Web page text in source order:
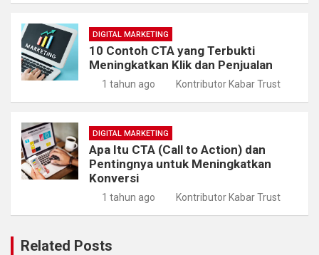
DIGITAL MARKETING
10 Contoh CTA yang Terbukti
Meningkatkan Klik dan Penjualan
1 tahun ago Kontributor Kabar Trust
DIGITAL MARKETING
Apa Itu CTA (Call to Action) dan
Pentingnya untuk Meningkatkan
Konversi
1 tahun ago Kontributor Kabar Trust
Related Posts